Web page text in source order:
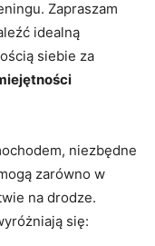
Zapraszam
idealną
siebie za
niezbędne
⁣zarówno w
na drodze.
się: